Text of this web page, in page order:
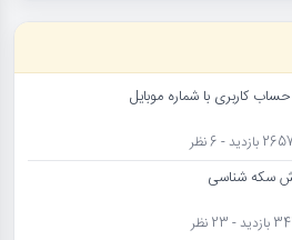
کاربری با شماره موبایل
سکه شناسی